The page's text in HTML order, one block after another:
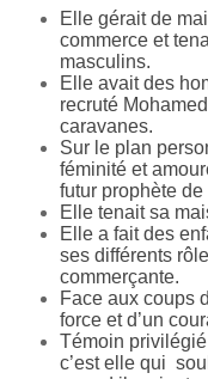
Elle gérait de
commerce et
masculins.
Elle avait des
recruté
caravanes.
Sur le plan
féminité et
futur prophète de
Elle tenait sa
Elle a fait des
ses différents
commerçante.
Face aux coups
force et d’un
Témoin
c’est elle qui